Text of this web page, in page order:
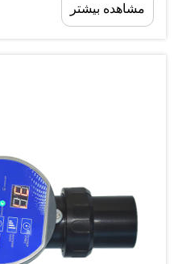
اختصاصی استخر یکی از مؤثرترین
مشاهده بیشتر